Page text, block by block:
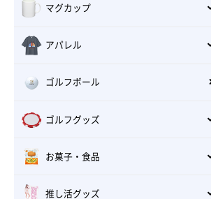
マグカップ
アパレル
ゴルフボール
ゴルフグッズ
お菓子・食品
推し活グッズ